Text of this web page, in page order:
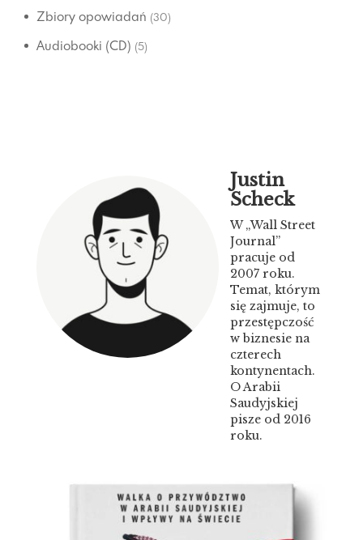
Zbiory opowiadań (30)
Audiobooki (CD) (5)
Justin
Scheck
W „Wall Street
Journal”
pracuje od
2007 roku.
Temat, którym
się zajmuje, to
przestępczość
w biznesie na
czterech
kontynentach.
O Arabii
Saudyjskiej
pisze od 2016
roku.